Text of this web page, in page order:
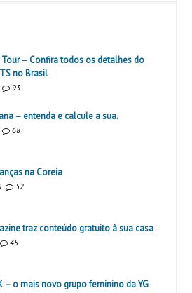
Tour – Confira todos os detalhes do
no Brasil
93
– entenda e calcule a sua.
68
na Coreia
52
traz conteúdo gratuito à sua casa
45
– o mais novo grupo feminino da YG